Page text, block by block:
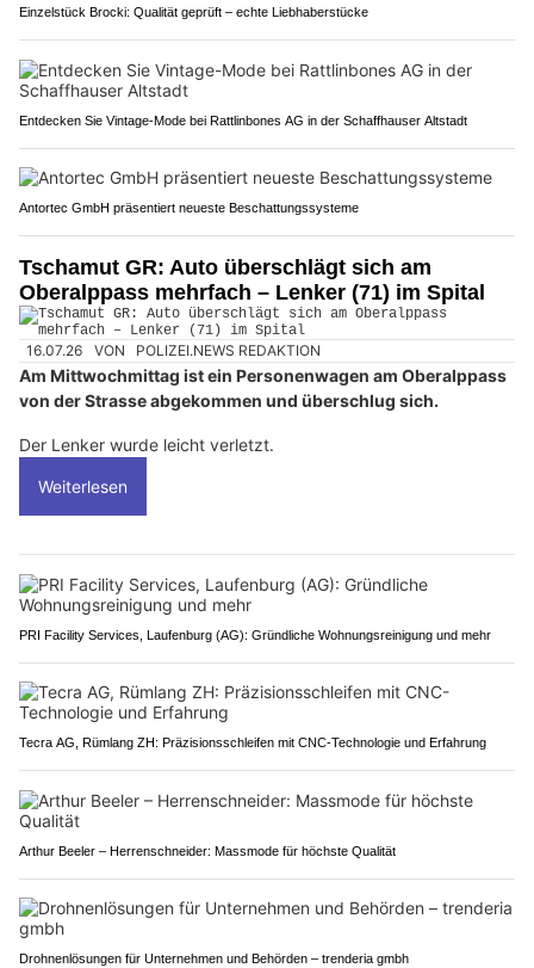
Einzelstück Brocki: Qualität geprüft – echte Liebhaberstücke
Entdecken Sie Vintage-Mode bei Rattlinbones AG in der Schaffhauser Altstadt
Antortec GmbH präsentiert neueste Beschattungssysteme
Tschamut GR: Auto überschlägt sich am
Oberalppass mehrfach – Lenker (71) im Spital
16.07.26 VON POLIZEI.NEWS REDAKTION
Am Mittwochmittag ist ein Personenwagen am Oberalppass
von der Strasse abgekommen und überschlug sich.
Der Lenker wurde leicht verletzt.
Weiterlesen
PRI Facility Services, Laufenburg (AG): Gründliche Wohnungsreinigung und mehr
Tecra AG, Rümlang ZH: Präzisionsschleifen mit CNC-Technologie und Erfahrung
Arthur Beeler – Herrenschneider: Massmode für höchste Qualität
Drohnenlösungen für Unternehmen und Behörden – trenderia gmbh